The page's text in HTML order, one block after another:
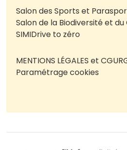
Salon des Sports et
Salon de la Biodiversité et
SIMIDrive to zéro
MENTIONS LÉGALES et CGU
Paramétrage cookies